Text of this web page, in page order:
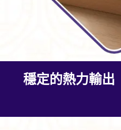
穩定的熱力輸出